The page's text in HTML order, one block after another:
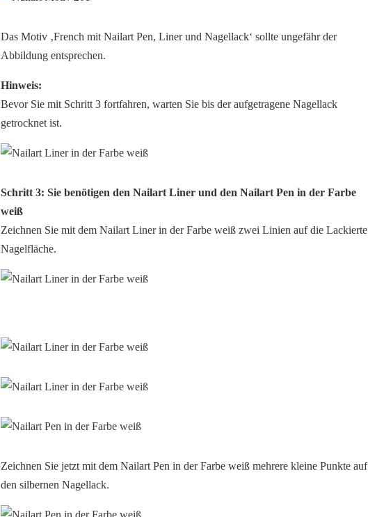
Das Motiv ‚French mit Nailart Pen, Liner und Nagellack‘ sollte ungefähr der
Abbildung entsprechen.
Hinweis:
Bevor Sie mit Schritt 3 fortfahren, warten Sie bis der aufgetragene Nagellack
getrocknet ist.
Schritt 3: Sie benötigen den Nailart Liner und den Nailart Pen in der Farbe
weiß
Zeichnen Sie mit dem Nailart Liner in der Farbe weiß zwei Linien auf die Lackierte
Nagelfläche.
Zeichnen Sie jetzt mit dem Nailart Pen in der Farbe weiß mehrere kleine Punkte auf
den silbernen Nagellack.